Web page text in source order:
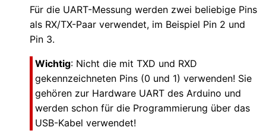
Für die UART-Messung werden zwei beliebige Pins
als RX/TX-Paar verwendet, im Beispiel Pin 2 und
Pin 3.
Wichtig: Nicht die mit TXD und RXD
gekennzeichneten Pins (0 und 1) verwenden! Sie
gehören zur Hardware UART des Arduino und
werden schon für die Programmierung über das
USB-Kabel verwendet!